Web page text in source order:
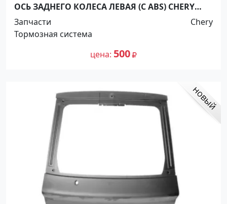
ОСЬ ЗАДНЕГО КОЛЕСА ЛЕВАЯ (С ABS) CHERY
AMULET Краснодар
Запчасти
Chery
Тормозная система
цена 500